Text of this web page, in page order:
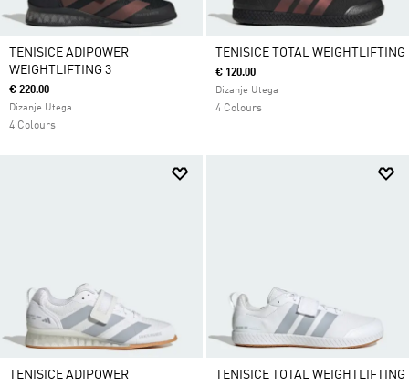
TENISICE ADIPOWER
WEIGHTLIFTING 3
€ 220.00
Dizanje Utega
4 Colours
TENISICE TOTAL WEIGHTLIFTING
€ 120.00
Dizanje Utega
4 Colours
TENISICE ADIPOWER
TENISICE TOTAL WEIGHTLIFTING